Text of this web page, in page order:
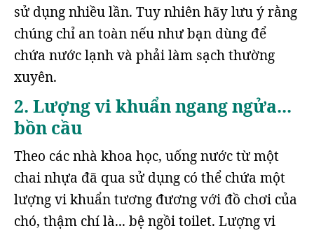
sử dụng nhiều lần. Tuy nhiên hãy lưu ý rằng
chúng chỉ an toàn nếu như bạn dùng để
chứa nước lạnh và phải làm sạch thường
xuyên.
2. Lượng vi khuẩn ngang ngửa...
bồn cầu
Theo các nhà khoa học, uống nước từ một
chai nhựa đã qua sử dụng có thể chứa một
lượng vi khuẩn tương đương với đồ chơi của
chó, thậm chí là... bệ ngồi toilet. Lượng vi